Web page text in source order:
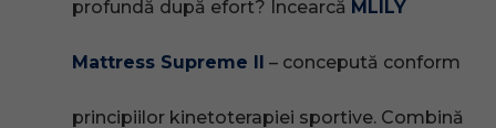
profundă după efort? Încearcă MLILY
Mattress Supreme II – concepută conform
principiilor kinetoterapiei sportive. Combină